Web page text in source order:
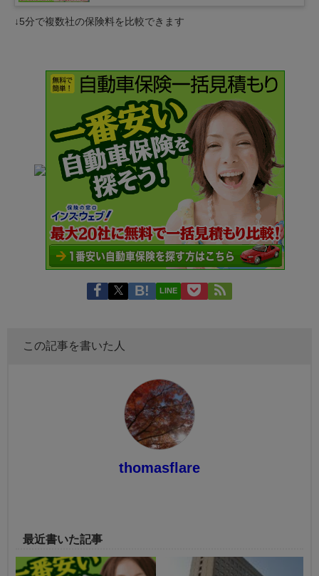
↓5分で複数社の保険料を比較できます
LINE
この記事を書いた人
thomasflare
最近書いた記事